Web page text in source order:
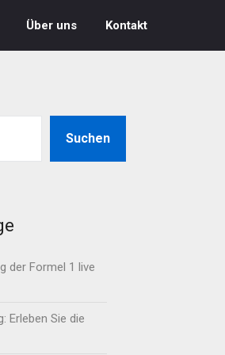
Über uns Kontakt
Suchen
der Formel 1 live
Erleben Sie die